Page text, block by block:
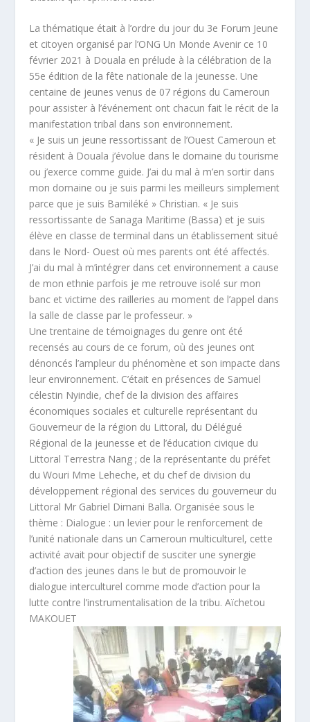
La thématique était à l’ordre du jour du 3e Forum Jeune
et citoyen organisé par l’ONG Un Monde Avenir ce 10
février 2021 à Douala en prélude à la célébration de la
55e édition de la fête nationale de la jeunesse. Une
centaine de jeunes venus de 07 régions du Cameroun
pour assister à l’événement ont chacun fait le récit de la
manifestation tribal dans son environnement.
« Je suis un jeune ressortissant de l’Ouest Cameroun et
résident à Douala j’évolue dans le domaine du tourisme
ou j’exerce comme guide. J’ai du mal à m’en sortir dans
mon domaine ou je suis parmi les meilleurs simplement
parce que je suis Bamiléké » Christian. « Je suis
ressortissante de Sanaga Maritime (Bassa) et je suis
élève en classe de terminal dans un établissement situé
dans le Nord- Ouest où mes parents ont été affectés.
J’ai du mal à m’intégrer dans cet environnement a cause
de mon ethnie parfois je me retrouve isolé sur mon
banc et victime des railleries au moment de l’appel dans
la salle de classe par le professeur. »
Une trentaine de témoignages du genre ont été
recensés au cours de ce forum, où des jeunes ont
dénoncés l’ampleur du phénomène et son impacte dans
leur environnement. C’était en présences de Samuel
célestin Nyindie, chef de la division des affaires
économiques sociales et culturelle représentant du
Gouverneur de la région du Littoral, du Délégué
Régional de la jeunesse et de l’éducation civique du
Littoral Terrestra Nang ; de la représentante du préfet
du Wouri Mme Leheche, et du chef de division du
développement régional des services du gouverneur du
Littoral Mr Gabriel Dimani Balla. Organisée sous le
thème : Dialogue : un levier pour le renforcement de
l’unité nationale dans un Cameroun multiculturel, cette
activité avait pour objectif de susciter une synergie
d’action des jeunes dans le but de promouvoir le
dialogue interculturel comme mode d’action pour la
lutte contre l’instrumentalisation de la tribu. Aïchetou
MAKOUET